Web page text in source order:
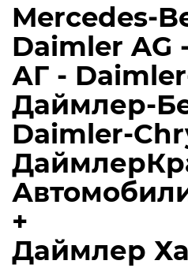
Mercedes-
Daimler
АГ -
Даймлер-
Daimler-
+
Даймлер